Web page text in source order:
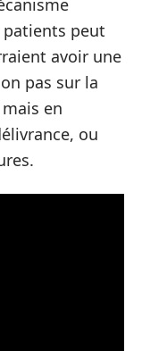
patients peut
avoir une
pas sur la
en
ou